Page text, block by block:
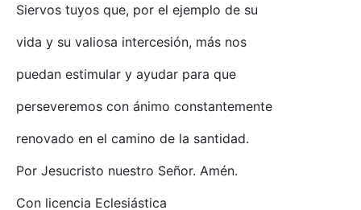
Siervos tuyos que, por el ejemplo de su
vida y su valiosa intercesión, más nos
puedan estimular y ayudar para que
perseveremos con ánimo constantemente
renovado en el camino de la santidad.
Por Jesucristo nuestro Señor. Amén.
Con licencia Eclesiástica